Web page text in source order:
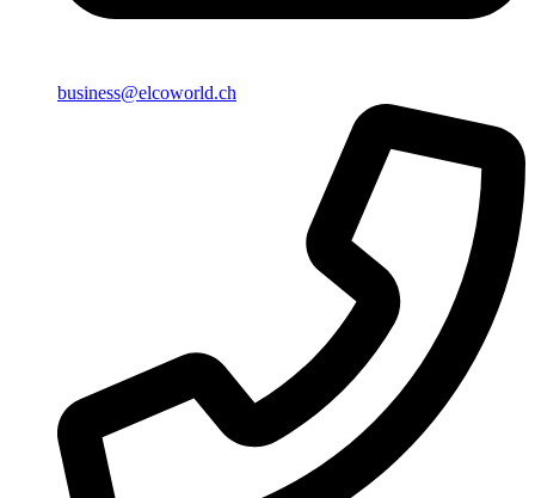
business@elcoworld.ch